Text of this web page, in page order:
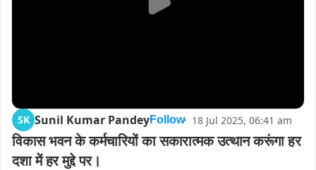
SK Sunil Kumar PandeyFollow 18 Jul 2025, 06:41 am
विकास भवन के कर्मचारियों का सकारात्मक उत्थान करूंगा हर
दशा में हर मुद्दे पर।